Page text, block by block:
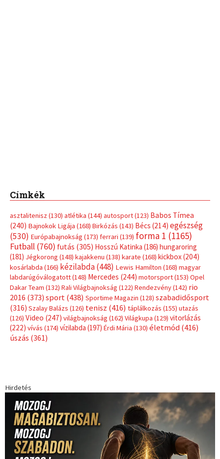
Címkék
asztalitenisz (130) atlétika (144) autosport(123) Babos Tímea
(240) Bajnokok Ligája (168) Birkózás (143) Bécs (214) egészség
(530) Európabajnokság (173) ferrari (139) forma 1 (1165)
Futball (760) futás (305) Hosszú Katinka (186) hungaroring
(181) Jégkorong (148) kajakkenu (138) karate (168) kickbox(204)
kosárlabda (166) kézilabda(448) Lewis Hamilton (168) magyar
labdarúgóválogatott(148) Mercedes (244) motorsport(153) Opel
Dakar Team (132) Rali Világbajnokság (122) Rendezvény(142) rio
2016 (373) sport(438) Sportime Magazin (128) szabadidősport
(316) Szalay Balázs (126) tenisz (416) táplálkozás (155) utazás
(126) Video (247) világbajnokság (162) Világkupa (129) vitorlázás
(222) vívás (174) vízilabda (197) Érdi Mária (130) életmód(416)
úszás (361)
Hirdetés